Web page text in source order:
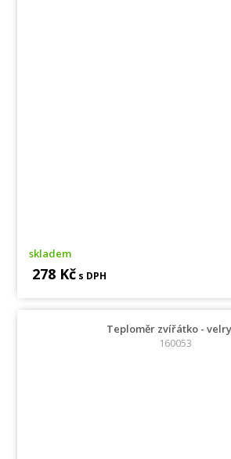
skladem
278 Kč s DPH
Teploměr zvířátko -
160053